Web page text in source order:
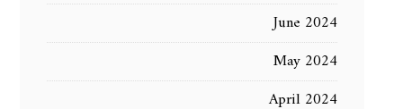
June 2024
May 2024
April 2024